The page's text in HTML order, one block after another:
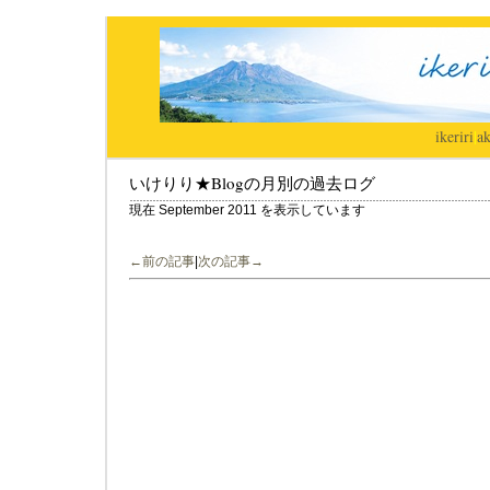
ikeriri|
いけりり★Blogの月別の過去ログ
現在 September 2011 を表示しています
←前の記事 次の記事→